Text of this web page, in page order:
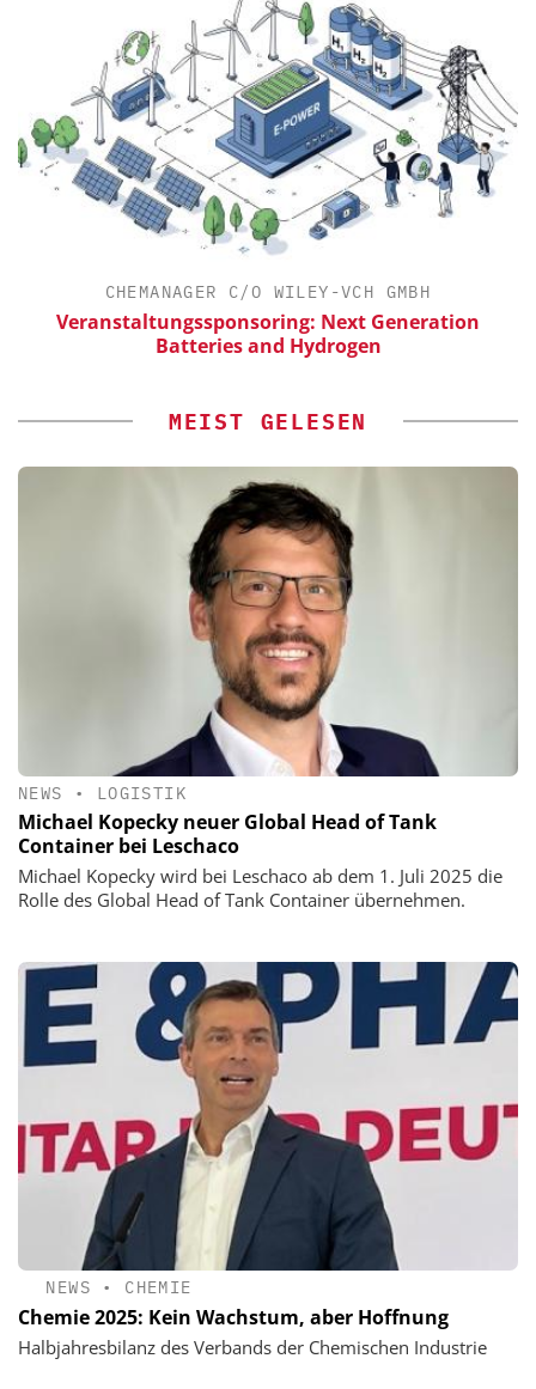
CHEMANAGER C/O WILEY-VCH GMBH
Veranstaltungssponsoring: Next Generation
Batteries and Hydrogen
MEIST GELESEN
NEWS • LOGISTIK
Michael Kopecky neuer Global Head of Tank
Container bei Leschaco
Michael Kopecky wird bei Leschaco ab dem 1. Juli 2025 die
Rolle des Global Head of Tank Container übernehmen.
NEWS • CHEMIE
Chemie 2025: Kein Wachstum, aber Hoffnung
Halbjahresbilanz des Verbands der Chemischen Industrie